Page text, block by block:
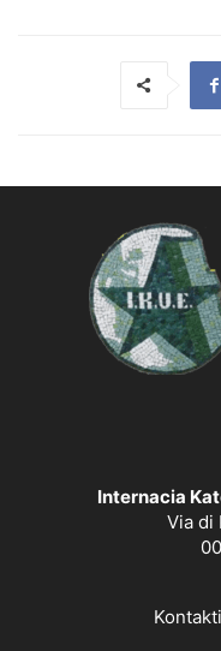
Internacia
Via di